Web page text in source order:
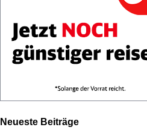
Neueste Beiträge